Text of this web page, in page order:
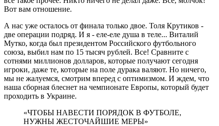
Вот вам отношение.
А нас уже осталось от финала только двое. Толя Крутиков -
две операции подряд. И я - еле-еле душа в теле... Виталий
Мутко, когда был президентом Российского футбольного
союза, выбил нам по 15 тысяч рублей. Все! Сравните с
сотнями миллионов долларов, которые получают сегодня
игроки, даже те, которые на поле дурака валяют. Но ничего,
мы не жалуемся, смотрим вперед с оптимизмом. И ждем, что
наша сборная блеснет на чемпионате Европы, который будет
проходить в Украине.
«ЧТОБЫ НАВЕСТИ ПОРЯДОК В ФУТБОЛЕ,
НУЖНЫ ЖЕСТОЧАЙШИЕ МЕРЫ»